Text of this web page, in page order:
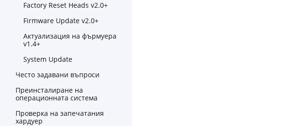
Factory Reset Heads v2.0+
Firmware Update v2.0+
Актуализация на фърмуера
v1.4+
System Update
Често задавани въпроси
Преинсталиране на
операционната система
Проверка на запечатания
хардуер